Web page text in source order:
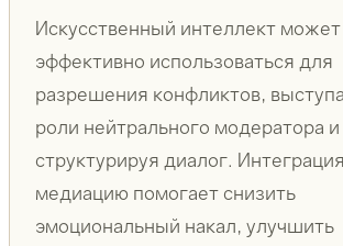
Искусственный интеллект может
эффективно использоваться для
разрешения конфликтов,
роли нейтрального модератора и
структурируя диалог.
медиацию помогает снизить
эмоциональный накал, улучшить